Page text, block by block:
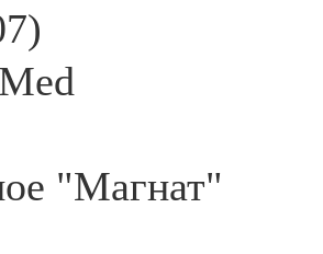
Med
"Магнат"